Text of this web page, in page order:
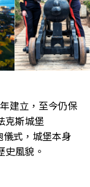
建立，至今仍保
克斯城堡
儀式，城堡本身
風貌。